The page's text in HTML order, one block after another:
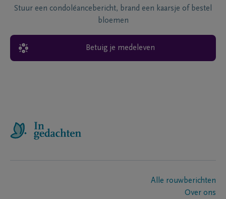
Stuur een condoléancebericht, brand een kaarsje of bestel
bloemen
Betuig je medeleven
Alle rouwberichten
Over ons